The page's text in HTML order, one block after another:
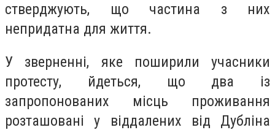
стверджують, що частина з них
непридатна для життя.
У зверненні, яке поширили учасники
протесту, йдеться, що два із
запропонованих місць проживання
розташовані у віддалених від Дубліна